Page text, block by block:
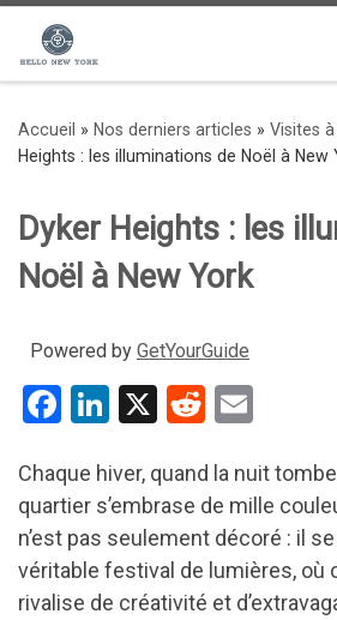
Passer au contenu
Accueil » Nos derniers articles » Visites
Heights : les illuminations de Noël à New
Dyker Heights : les
Noël à New York
Powered by GetYourGuide
F
ce
b
o
o
Li
ke
dI
n
X
R
d
di
t
ail
Chaque hiver, quand la nuit
quartier s’embrase de mille
n’est pas seulement décoré : il
véritable festival de lumières, où
rivalise de créativité et